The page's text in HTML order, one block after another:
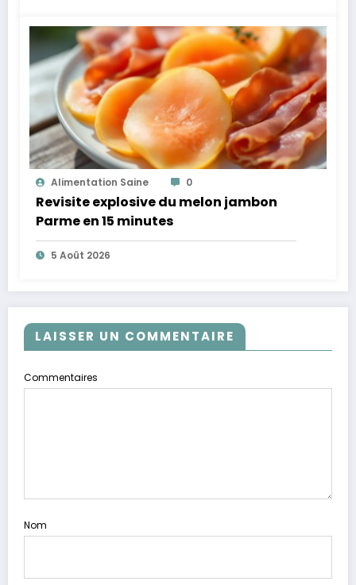
Alimentation Saine 0
Revisite explosive du melon jambon
Parme en 15 minutes
5 Août 2026
LAISSER UN COMMENTAIRE
Commentaires
Nom